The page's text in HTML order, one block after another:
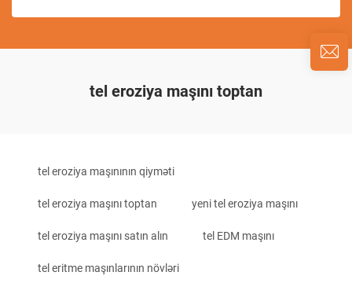
tel eroziya maşını toptan
tel eroziya maşınının qiyməti
tel eroziya maşını toptan yeni tel eroziya maşını
tel eroziya maşını satın alın tel EDM maşını
tel eritme maşınlarının növləri